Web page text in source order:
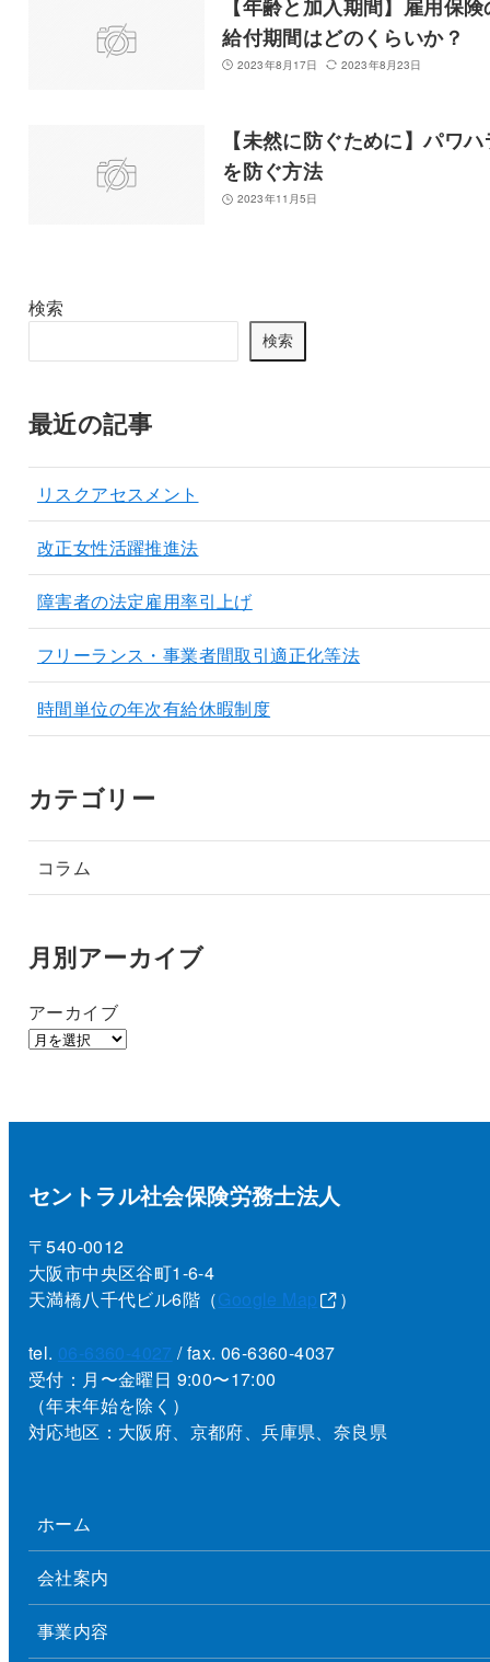
【年齢と加入期間】雇用保険
給付期間はどのくらいか？
2023年8月17日 2023年8月23日
【未然に防ぐために】パワハ
を防ぐ方法
2023年11月5日
検索
検索
最近の記事
リスクアセスメント
改正女性活躍推進法
障害者の法定雇用率引上げ
フリーランス・事業者間取引適正化等法
時間単位の年次有給休暇制度
カテゴリー
コラム
月別アーカイブ
アーカイブ
セントラル社会保険労務士法人
〒540-0012
大阪市中央区谷町1-6-4
天満橋八千代ビル6階（Google Map ）
tel. 06-6360-4027 / fax. 06-6360-4037
受付：月〜金曜日 9:00〜17:00
（年末年始を除く）
対応地区：大阪府、京都府、兵庫県、奈良県
ホーム
会社案内
事業内容